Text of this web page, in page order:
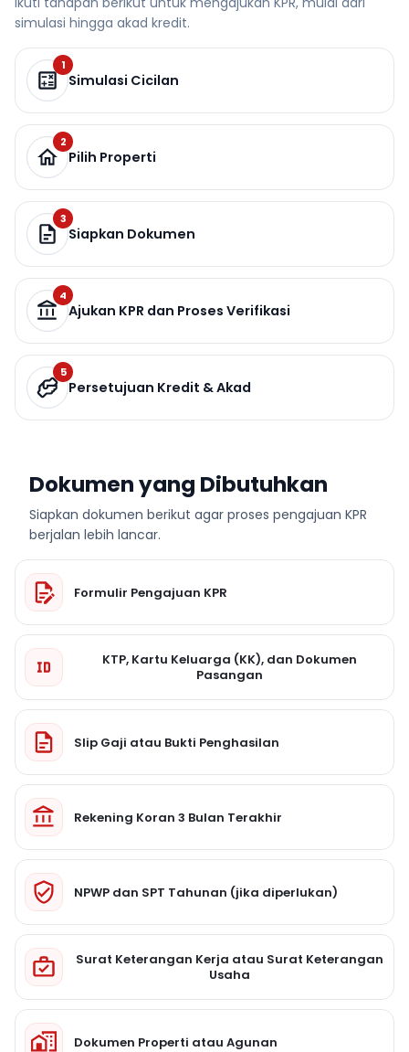
simulasi hingga akad kredit.
1
Simulasi Cicilan
2
Pilih Properti
3
Siapkan Dokumen
4
Ajukan KPR dan Proses Verifikasi
5
Persetujuan Kredit & Akad
Dokumen yang Dibutuhkan
Siapkan dokumen berikut agar proses pengajuan KPR
berjalan lebih lancar.
Formulir Pengajuan KPR
KTP, Kartu Keluarga (KK), dan Dokumen
Pasangan
Slip Gaji atau Bukti Penghasilan
Rekening Koran 3 Bulan Terakhir
NPWP dan SPT Tahunan (jika diperlukan)
Surat Keterangan Kerja atau Surat Keterangan
Usaha
Dokumen Properti atau Agunan